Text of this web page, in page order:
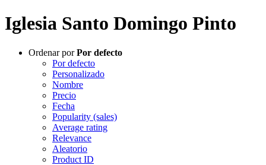
Iglesia Santo Domingo Pinto
Ordenar porPor defecto
Por defecto
Personalizado
Nombre
Precio
Fecha
Popularity (sales)
Average rating
Relevance
Aleatorio
Product ID